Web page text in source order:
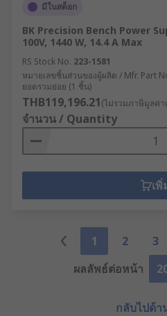
มีในสต็อก
BK Precision Bench Power
100V, 1440 W, 14.4 A Max
RS Stock No. 223-1581
หมายเลขชิ้นส่วนของผู้ผลิต / Mfr. Part
ยอดรวมย่อย (1 ชิ้น)
THB119,196.21(ไม่รวมภาษีมูลค่า
จำนวน / Quantity
เพิ่
1 2 3
ผลลัพธ์ต่อหน้า
กลับไปด้า